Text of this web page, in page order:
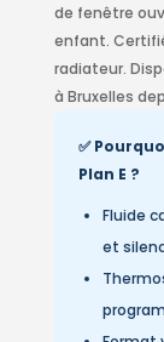
de fenêtre
enfant.
radiateur.
à Bruxelles
✅
Plan E ?
Fluide
et